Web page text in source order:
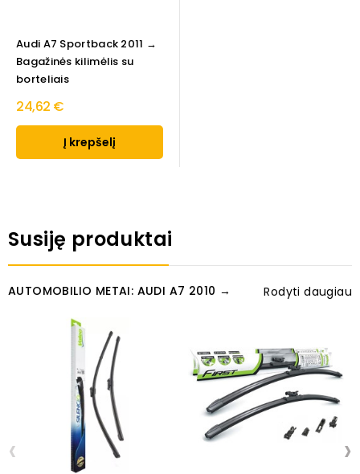
Audi A7 Sportback 2011 →
Bagažinės kilimėlis su
borteliais
24,62 €
Į krepšelį
Susiję produktai
AUTOMOBILIO METAI: AUDI A7 2010 → Rodyti daugiau
‹ ›